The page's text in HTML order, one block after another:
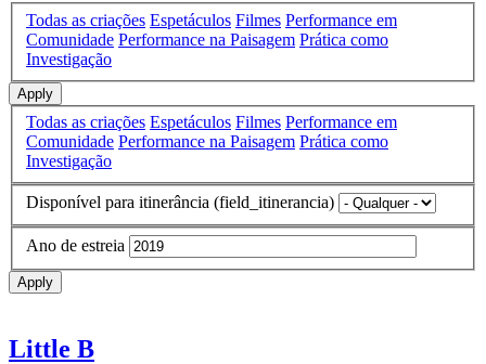
Todas as criações Espetáculos Filmes Performance em
Comunidade Performance na Paisagem Prática como
Investigação
Apply
Todas as criações Espetáculos Filmes Performance em
Comunidade Performance na Paisagem Prática como
Investigação
Disponível para itinerância (field_itinerancia)
Ano de estreia
Apply
Little B